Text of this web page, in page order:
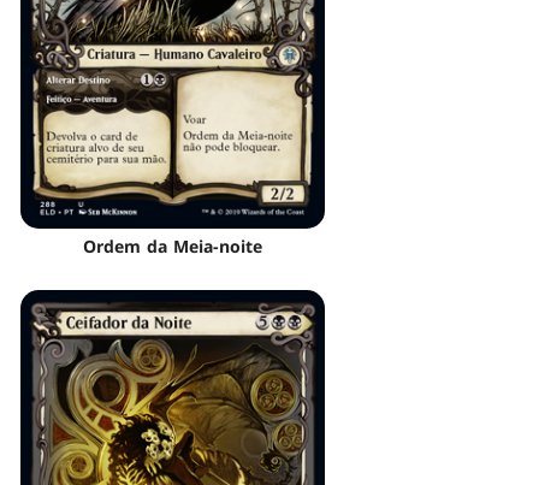
Ordem da Meia-noite